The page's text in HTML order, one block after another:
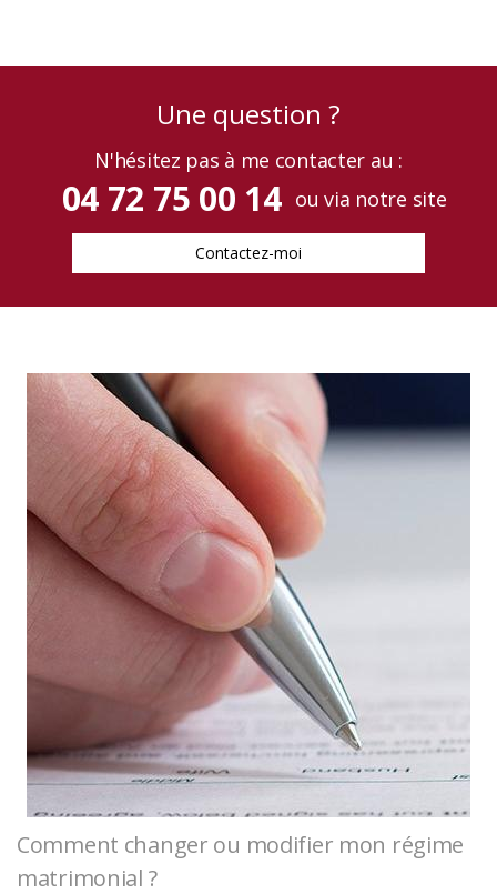
une question ?
N'hésitez pas à me contacter au :
04 72 75 00 14 ou via notre site
Contactez-moi
Comment changer ou modifier mon régime
matrimonial ?